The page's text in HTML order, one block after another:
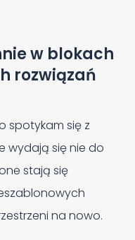
w blokach
rozwiązań
spotykam się z
wydają się nie do
stają się
na nowo.